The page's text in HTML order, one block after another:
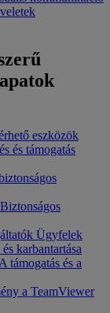
eszközök
és támogatás
Biztonságos
Ügyfelek
karbantartása
A támogatás és a
a TeamViewer